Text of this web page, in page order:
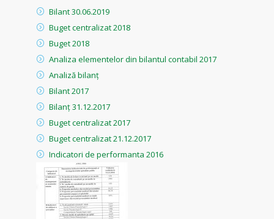
Bilant 30.06.2019
Buget centralizat 2018
Buget 2018
Analiza elementelor din bilantul contabil 2017
Analiză bilanț
Bilant 2017
Bilanț 31.12.2017
Buget centralizat 2017
Buget centralizat 21.12.2017
Indicatori de performanta 2016